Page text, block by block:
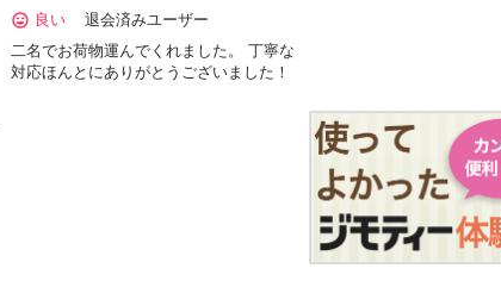
良い
退会済みユーザー
二名でお荷物運んでくれました。 丁寧な
対応ほんとにありがとうございました！